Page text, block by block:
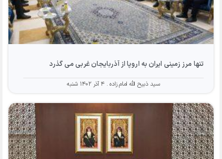
تنها مرز زمینی ایران به اروپا از آذربایجان غربی می گذرد
سید ذبیح الله امام زاده ۴ آذر ۱۴۰۲ شنبه